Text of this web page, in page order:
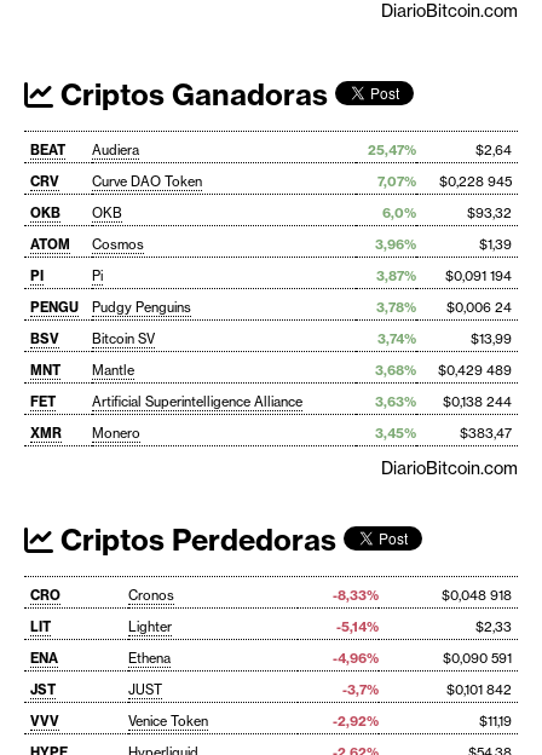
DiarioBitcoin.com
Criptos Ganadoras
BEAT Audiera 25,47%
$2,64
CRV
Curve DAO Token 7,07%
$0,228 945
OKB
OKB 6,0%
$93,32
ATOM
Cosmos 3,96%
$1,39
PI
Pi 3,87%
$0,091 194
PENGU
Pudgy Penguins 3,78%
$0,006 24
BSV
Bitcoin SV 3,74%
$13,99
MNT
Mantle 3,68%
$0,429 489
FET
Artificial Superintelligence Alliance 3,63%
$0,138 244
XMR
Monero 3,45% $383,47
DiarioBitcoin.com
Criptos Perdedoras
CRO Cronos -8,33%
$0,048 918
LIT
Lighter -5,14%
$2,33
ENA
Ethena -4,96%
$0,090 591
JST
JUST -3,7%
$0,101 842
VVV
Venice Token -2,92%
$11,19